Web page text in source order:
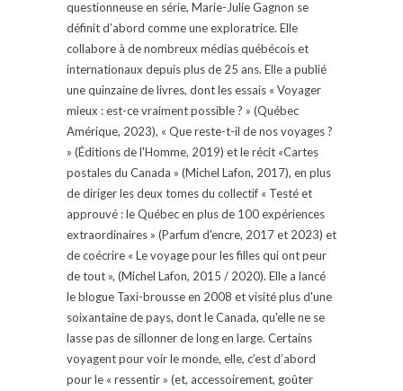
questionneuse en série, Marie-Julie Gagnon se
définit d’abord comme une exploratrice. Elle
collabore à de nombreux médias québécois et
internationaux depuis plus de 25 ans. Elle a publié
une quinzaine de livres, dont les essais « Voyager
mieux : est-ce vraiment possible ? » (Québec
Amérique, 2023), « Que reste-t-il de nos voyages ?
» (Éditions de l'Homme, 2019) et le récit «Cartes
postales du Canada » (Michel Lafon, 2017), en plus
de diriger les deux tomes du collectif « Testé et
approuvé : le Québec en plus de 100 expériences
extraordinaires » (Parfum d'encre, 2017 et 2023) et
de coécrire « Le voyage pour les filles qui ont peur
de tout », (Michel Lafon, 2015 / 2020). Elle a lancé
le blogue Taxi-brousse en 2008 et visité plus d'une
soixantaine de pays, dont le Canada, qu'elle ne se
lasse pas de sillonner de long en large. Certains
voyagent pour voir le monde, elle, c’est d’abord
pour le « ressentir » (et, accessoirement, goûter